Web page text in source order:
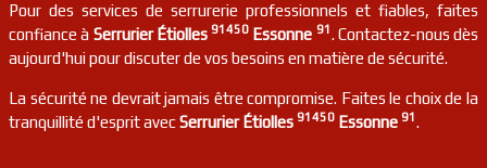
Pour des services de serrurerie professionnels et fiables, faites
confiance à Serrurier Étiolles 91450 Essonne 91. Contactez-nous dès
aujourd'hui pour discuter de vos besoins en matière de sécurité.
La sécurité ne devrait jamais être compromise. Faites le choix de la
tranquillité d'esprit avecSerrurier Étiolles 91450 Essonne 91.